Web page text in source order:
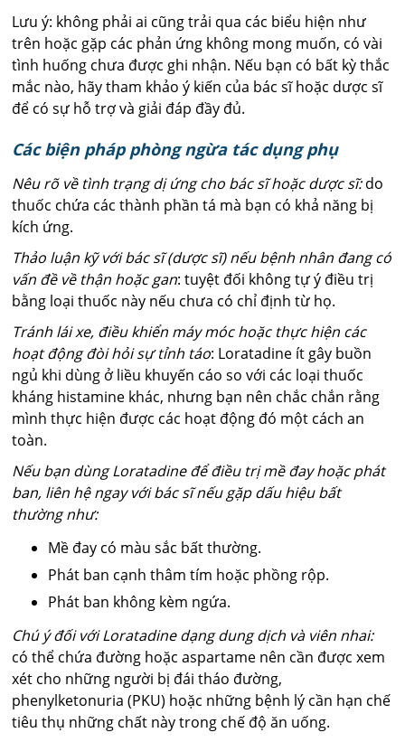
Lưu ý: không phải ai cũng trải qua các biểu hiện như
trên hoặc gặp các phản ứng không mong muốn, có vài
tình huống chưa được ghi nhận. Nếu bạn có bất kỳ thắc
mắc nào, hãy tham khảo ý kiến của bác sĩ hoặc dược sĩ
để có sự hỗ trợ và giải đáp đầy đủ.
Các biện pháp phòng ngừa tác dụng phụ
Nêu rõ về tình trạng dị ứng cho bác sĩ hoặc dược sĩ:do
thuốc chứa các thành phần tá mà bạn có khả năng bị
kích ứng.
Thảo luận kỹ với bác sĩ (dược sĩ) nếu bệnh nhân đang có
vấn đề về thận hoặc gan: tuyệt đối không tự ý điều trị
bằng loại thuốc này nếu chưa có chỉ định từ họ.
Tránh lái xe, điều khiển máy móc hoặc thực hiện các
hoạt động đòi hỏi sự tỉnh táo: Loratadine ít gây buồn
ngủ khi dùng ở liều khuyến cáo so với các loại thuốc
kháng histamine khác, nhưng bạn nên chắc chắn rằng
mình thực hiện được các hoạt động đó một cách an
toàn.
Nếu bạn dùng Loratadine để điều trị mề đay hoặc phát
ban, liên hệ ngay với bác sĩ nếu gặp dấu hiệu bất
thường như:
Mề đay có màu sắc bất thường.
Phát ban cạnh thâm tím hoặc phồng rộp.
Phát ban không kèm ngứa.
Chú ý đối với Loratadine dạng dung dịch và viên nhai:
có thể chứa đường hoặc aspartame nên cần được xem
xét cho những người bị đái tháo đường,
phenylketonuria (PKU) hoặc những bệnh lý cần hạn chế
tiêu thụ những chất này trong chế độ ăn uống.